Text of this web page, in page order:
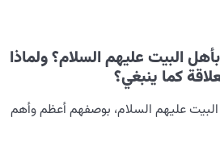
الله؟ وهل يشمل هذا المقام
البيت عليهم السلام؟ ولماذا
كما ينبغي؟
عليهم السلام، بوصفهم أعظم وأهم